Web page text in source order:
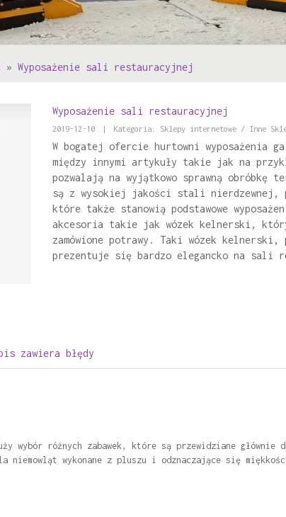
» Wyposażenie sali restauracyjnej
Wyposażenie sali restauracyjnej
2019-12-10 | Kategoria: Sklepy internetowe / Inne
W bogatej ofercie hurtowni wyposażenia
między innymi artykuły takie jak na
pozwalają na wyjątkowo sprawną obróbkę
są z wysokiej jakości stali nierdzewnej,
które także stanowią podstawowe
akcesoria takie jak wózek kelnerski, który
zamówione potrawy. Taki wózek kelnerski,
prezentuje się bardzo elegancko na sali
zawiera błędy
wybór różnych zabawek, które są przewidziane głównie
niemowląt wykonane z pluszu i odznaczające się